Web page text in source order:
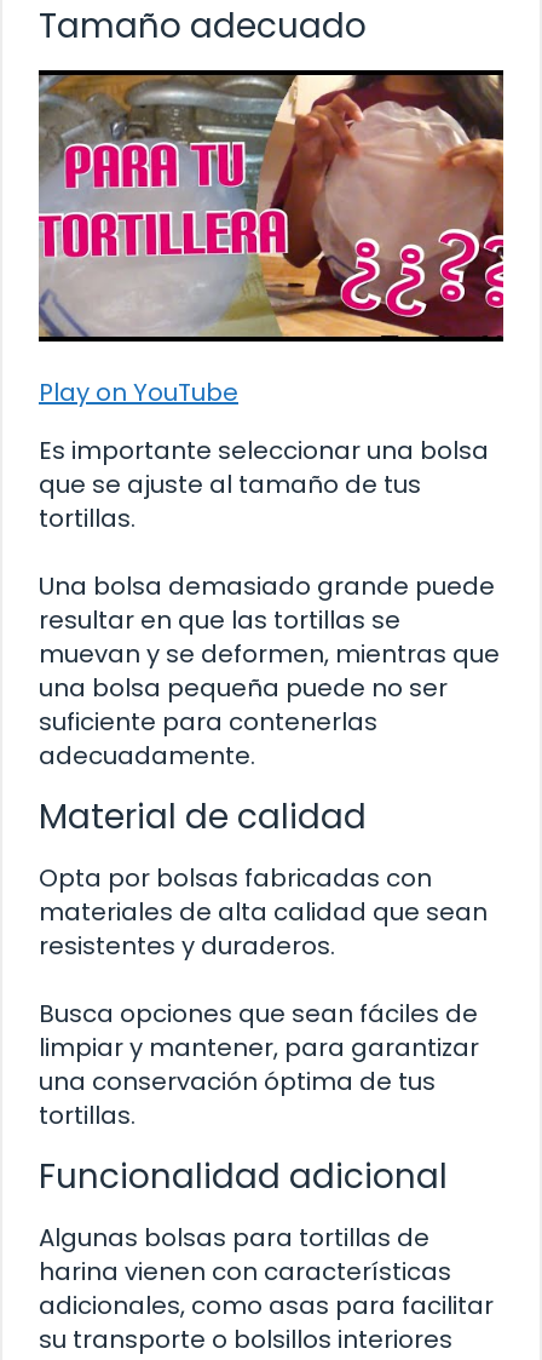
Tamaño adecuado
Play on YouTube
Es importante seleccionar una bolsa
que se ajuste al tamaño de tus
tortillas.
Una bolsa demasiado grande puede
resultar en que las tortillas se
muevan y se deformen, mientras que
una bolsa pequeña puede no ser
suficiente para contenerlas
adecuadamente.
Material de calidad
Opta por bolsas fabricadas con
materiales de alta calidad que sean
resistentes y duraderos.
Busca opciones que sean fáciles de
limpiar y mantener, para garantizar
una conservación óptima de tus
tortillas.
Funcionalidad adicional
Algunas bolsas para tortillas de
harina vienen con características
adicionales, como asas para facilitar
su transporte o bolsillos interiores